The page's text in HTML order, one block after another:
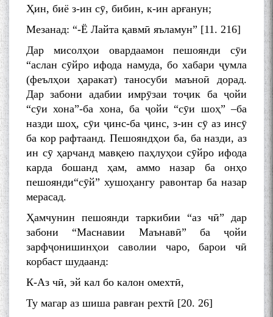
Ҳин, биё з-ин сӯ, бибин, к-ин арғанун;
Мезанад: “-Ё Лайта қавмӣ яъламун” [11. 216]
Дар мисолҳои овардаамон пешоянди сӯи
“аслан сӯйро ифода намуда, бо хабари ҷумла
(феълҳои ҳаракат) таносуби маъноӣ дорад.
Дар забони адабии имрӯзаи тоҷик ба ҷойи
“сӯи хона”-ба хона, ба ҷойи “сӯи шоҳ” –ба
назди шоҳ, сӯи ҷинс-ба ҷинс, з-ин сӯ аз инсӯ
ба кор рафтаанд. Пешояндҳои ба, ба назди, аз
ин сӯ ҳарчанд мавқею паҳлуҳои сӯйро ифода
карда бошанд ҳам, аммо назар ба онҳо
пешоянди“сӯй” хушоҳангу равонтар ба назар
мерасад.
Ҳамчунин пешоянди таркибии “аз чӣ” дар
забони “Маснавии Маънавӣ” ба ҷойи
зарфҷонишинҳои саволии чаро, барои чӣ
корбаст шудаанд:
К-Аз чӣ, эй кал бо калон омехтӣ,
Ту магар аз шиша равған рехтӣ [20. 26]